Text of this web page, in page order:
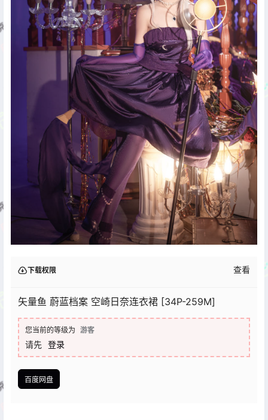
下载权限 查看
矢量鱼 蔚蓝档案 空崎日奈连衣裙 [34P-259M]
您当前的等级为 游客
请先 登录
百度网盘